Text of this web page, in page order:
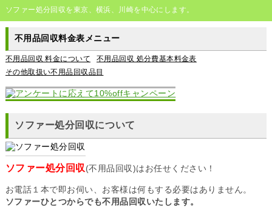
ソファー処分回収を東京、横浜、川崎を中心にします。
不用品回収料金表メニュー
不用品回収 料金について
不用品回収 処分費基本料金表
その他取扱い不用品回収品目
ソファー処分回収について
ソファー処分回収(不用品回収)はお任せください！
お電話１本で即お伺い、お客様は何もする必要はありません。
ソファーひとつからでも不用品回収いたします。